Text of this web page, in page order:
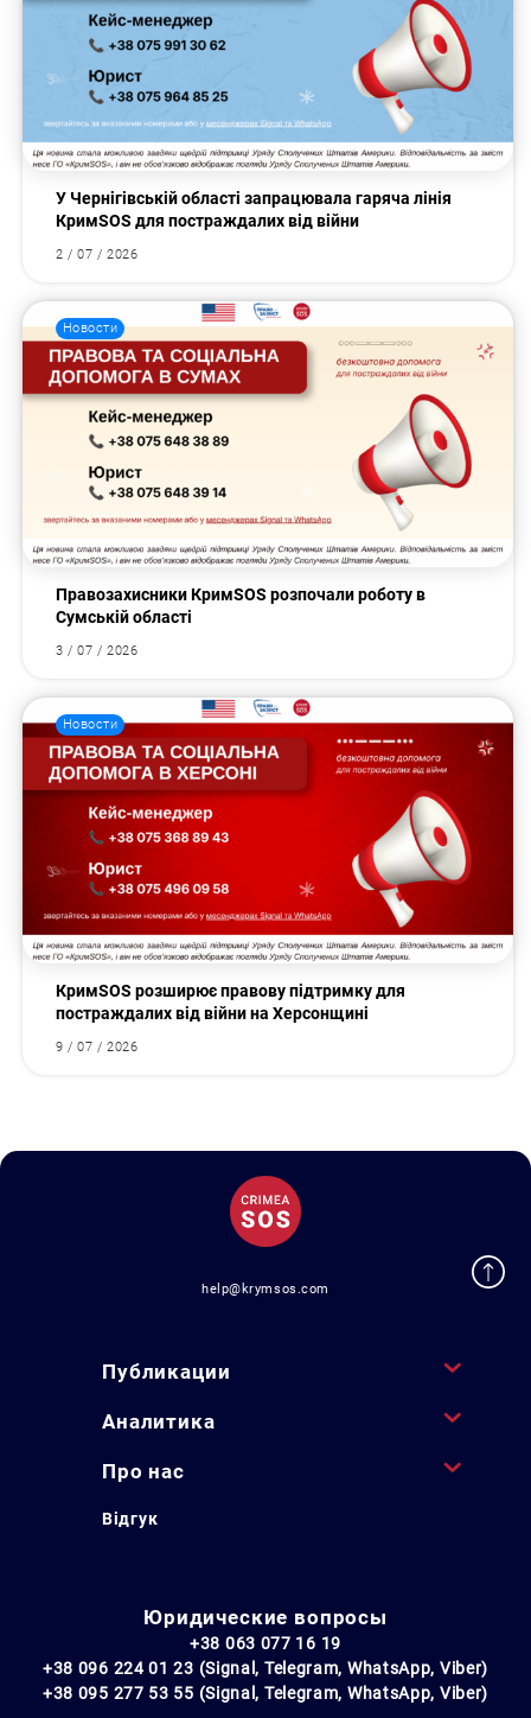
У Чернігівській області запрацювала гаряча лінія
КримSOS для постраждалих від війни
2 / 07 / 2026
Новости
Правозахисники КримSOS розпочали роботу в
Сумській області
3 / 07 / 2026
Новости
КримSOS розширює правову підтримку для
постраждалих від війни на Херсонщині
9 / 07 / 2026
help@krymsos.com
Публикации
Аналитика
Про нас
Відгук
Юридические вопросы
+38 063 077 16 19
+38 096 224 01 23 (Signal, Telegram, WhatsApp, Viber)
+38 095 277 53 55 (Signal, Telegram, WhatsApp, Viber)